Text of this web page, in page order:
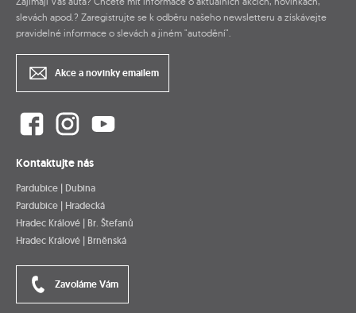
slevách apod.? Zaregistrujte se k odběru našeho newsletteru a získávejte
pravidelné informace o slevách a jiném "autodění".
Akce a novinky emailem
Kontaktujte nás
Pardubice | Dubina
Pardubice | Hradecká
Hradec Králové | Br. Štefanů
Hradec Králové | Brněnská
Zavoláme Vám